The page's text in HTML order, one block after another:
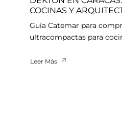
COCINAS Y
Guía Catemar para
ultracompactas para
Leer Más